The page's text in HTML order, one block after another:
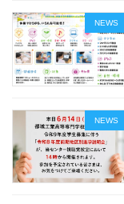
NEWS
NEWS